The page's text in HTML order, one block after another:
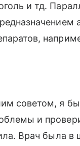
и тд.
советом, я
и
Врач была в